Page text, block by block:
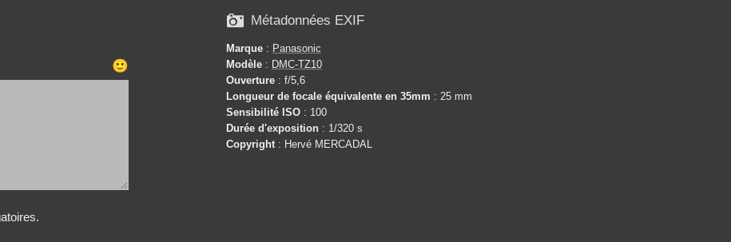
 Métadonnées EXIF
Marque : Panasonic
Modèle : DMC-TZ10
Ouverture : f/5,6
Longueur de focale équivalente en 35mm : 25 mm
Sensibilité ISO : 100
Durée d'exposition : 1/320 s
Copyright : Hervé MERCADAL
🙂